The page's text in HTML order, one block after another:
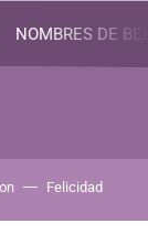
NOMBRES DE
Felicidad